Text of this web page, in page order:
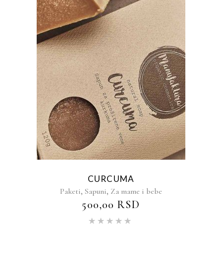
CURCUMA
Paketi, Sapuni, Za mame i bebe
500,00 RSD